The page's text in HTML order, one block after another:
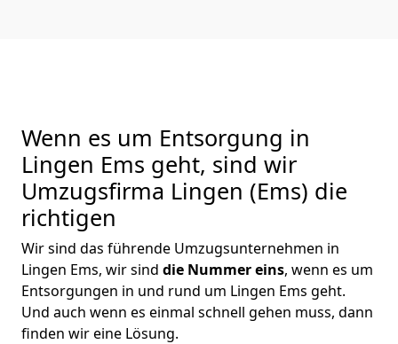
Wenn es um Entsorgung in
Lingen Ems geht, sind wir
Umzugsfirma Lingen (Ems) die
richtigen
Wir sind das führende Umzugsunternehmen in
Lingen Ems, wir sind die Nummer eins, wenn es um
Entsorgungen in und rund um Lingen Ems geht.
Und auch wenn es einmal schnell gehen muss, dann
finden wir eine Lösung.